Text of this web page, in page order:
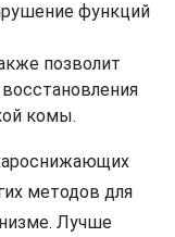
функций
позволит
комы.
методов для
Лучше